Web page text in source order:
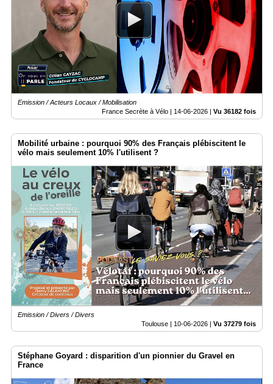
Emission / Acteurs Locaux / Mobilisation
France Secrète à Vélo | 14-06-2026 | Vu 36182 fois
Mobilité urbaine : pourquoi 90% des Français plébiscitent le
vélo mais seulement 10% l'utilisent ?
Emission / Divers / Divers
Toulouse | 10-06-2026 Vu 37279 fois
Stéphane Goyard : disparition d'un pionnier du Gravel en
France